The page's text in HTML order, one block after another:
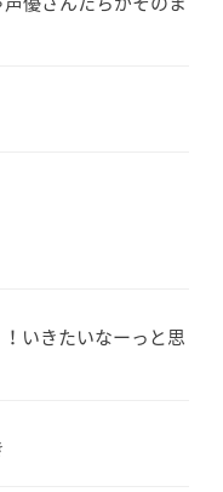
いきたいなーっと思